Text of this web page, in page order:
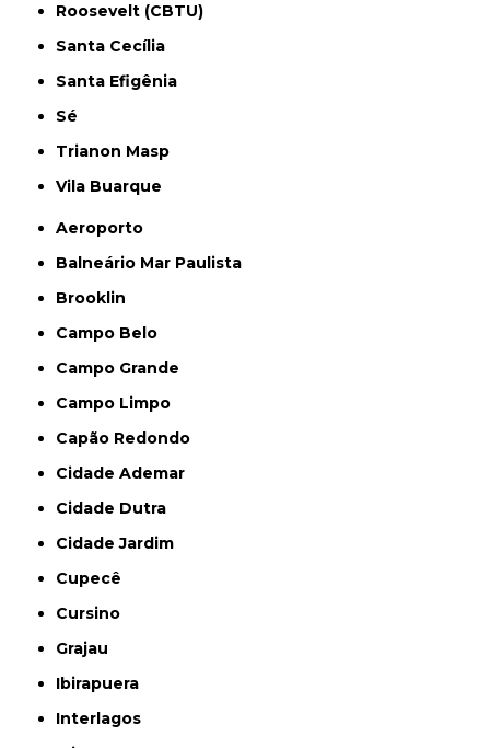
Roosevelt (CBTU)
Santa Cecília
Santa Efigênia
Sé
Trianon Masp
Vila Buarque
Aeroporto
Balneário Mar Paulista
Brooklin
Campo Belo
Campo Grande
Campo Limpo
Capão Redondo
Cidade Ademar
Cidade Dutra
Cidade Jardim
Cupecê
Cursino
Grajau
Ibirapuera
Interlagos